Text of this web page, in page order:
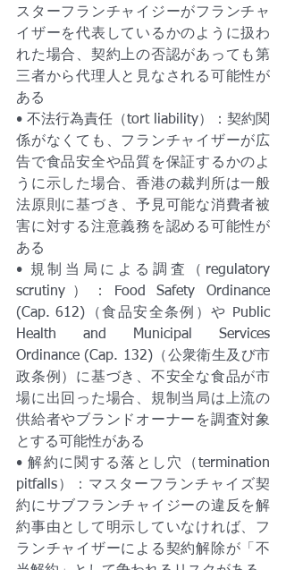
スターフランチャイジーがフランチャ
イザーを代表しているかのように扱わ
れた場合、契約上の否認があっても第
三者から代理人と見なされる可能性が
ある
• 不法行為責任（tort liability）：契約関
係がなくても、フランチャイザーが広
告で食品安全や品質を保証するかのよ
うに示した場合、香港の裁判所は一般
法原則に基づき、予見可能な消費者被
害に対する注意義務を認める可能性が
ある
• 規制当局による調査（regulatory
scrutiny）：Food Safety Ordinance
(Cap. 612)（食品安全条例）や Public
Health and Municipal Services
Ordinance (Cap. 132)（公衆衛生及び市
政条例）に基づき、不安全な食品が市
場に出回った場合、規制当局は上流の
供給者やブランドオーナーを調査対象
とする可能性がある
• 解約に関する落とし穴（termination
pitfalls）：マスターフランチャイズ契
約にサブフランチャイジーの違反を解
約事由として明示していなければ、フ
ランチャイザーによる契約解除が「不